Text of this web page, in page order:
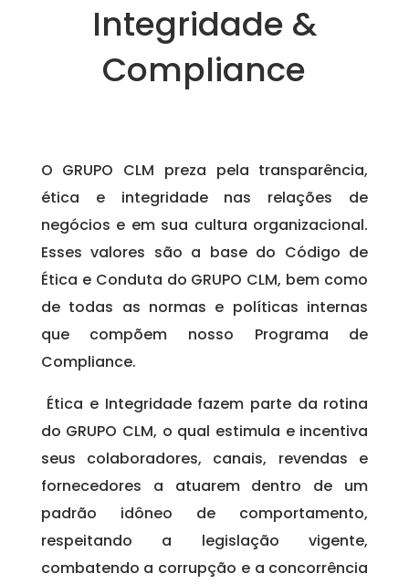
Integridade &
Compliance
O GRUPO CLM preza pela transparência,
ética e integridade nas relações de
negócios e em sua cultura organizacional.
Esses valores são a base do Código de
Ética e Conduta do GRUPO CLM, bem como
de todas as normas e políticas internas
que compõem nosso Programa de
Compliance.
Ética e Integridade fazem parte da rotina
do GRUPO CLM, o qual estimula e incentiva
seus colaboradores, canais, revendas e
fornecedores a atuarem dentro de um
padrão idôneo de comportamento,
respeitando a legislação vigente,
combatendo a corrupção e a concorrência